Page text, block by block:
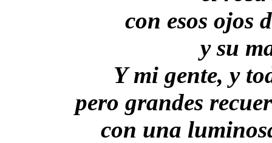
con esos ojos
y su
Y mi gente, y
pero grandes
con una